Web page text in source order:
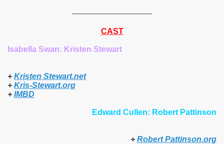
--------------------------------
CAST
Isabella Swan: Kristen Stewart
+ Kristen Stewart.net
+ Kris-Stewart.org
+ IMBD
Edward Cullen: Robert Pattinson
+ Robert Pattinson.org